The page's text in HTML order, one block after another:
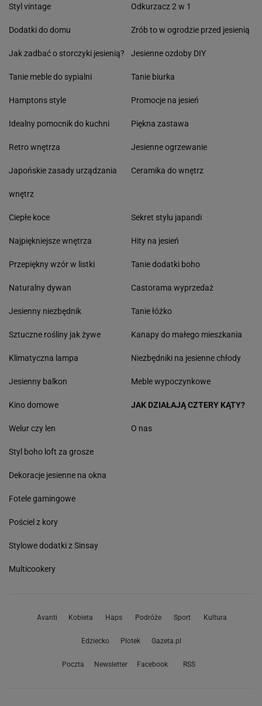
Styl vintage
Dodatki do domu
Jak zadbać o storczyki jesienią?
Tanie meble do sypialni
Hamptons style
Idealny pomocnik do kuchni
Retro wnętrza
Japońskie zasady urządzania
wnętrz
Odkurzacz 2 w 1
Zrób to w ogrodzie przed jesienią
Jesienne ozdoby DIY
Tanie biurka
Promocje na jesień
Piękna zastawa
Jesienne ogrzewanie
Ceramika do wnętrz
Ciepłe koce
Najpiękniejsze wnętrza
Przepiękny wzór w listki
Naturalny dywan
Jesienny niezbędnik
Sztuczne rośliny jak żywe
Klimatyczna lampa
Jesienny balkon
Sekret stylu japandi
Hity na jesień
Tanie dodatki boho
Castorama wyprzedaż
Tanie łóżko
Kanapy do małego mieszkania
Niezbędniki na jesienne chłody
Meble wypoczynkowe
Kino domowe
Welur czy len
Styl boho loft za grosze
Dekoracje jesienne na okna
Fotele gamingowe
Pościel z kory
Stylowe dodatki z Sinsay
Multicookery
JAK DZIAŁAJĄ CZTERY KĄTY?
O nas
Avanti Kobieta Haps Podróże Sport Kultura
Edziecko Plotek Gazeta.pl
Poczta Newsletter Facebook RSS